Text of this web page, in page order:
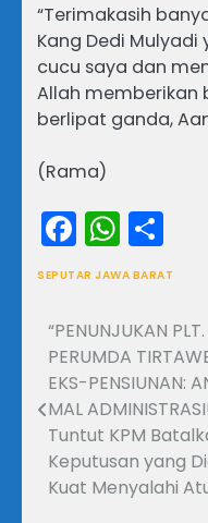
“Terimakasih
Kang Dedi
cucu saya dan
Allah memberikan
berlipat ganda,
(Rama)
SEPUTAR JAWA BARAT
Navigasi
pos
“PENUNJUKAN
PERUMDA
EKS-PENSIUNAN:
MAL
Tuntut KPM
Keputusan yang
Kuat Menyalahi